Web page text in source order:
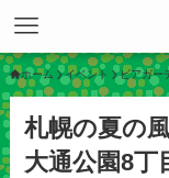
ホーム イベント ビアガー
札幌の夏の
大通公園8丁